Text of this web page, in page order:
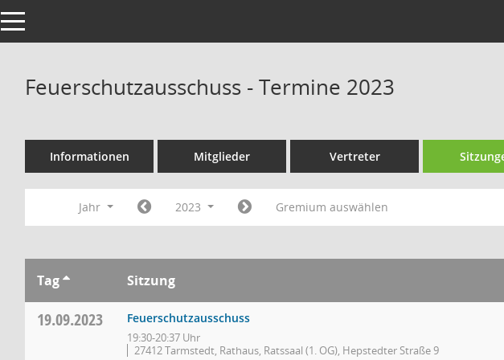
Toggle navigation
Feuerschutzausschuss - Termine 2023
Informationen Mitglieder Vertreter
Jahr 2023 Gremium auswählen
Tag Sitzung
19.09.2023 Feuerschutzausschuss
19:30-20:37 Uhr
27412 Tarmstedt, Rathaus, Ratssaal (1. OG), Hepstedter Straße 9